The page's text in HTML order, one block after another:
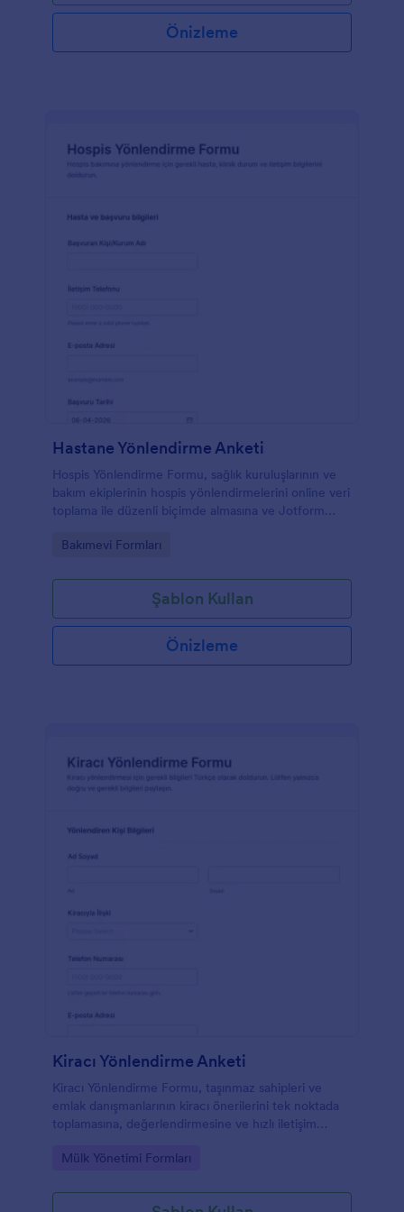
Önizleme
Hastane Yönlendirme Anketi
Hospis Yönlendirme Formu, sağlık kuruluşlarının ve
bakım ekiplerinin hospis yönlendirmelerini online veri
toplama ile düzenli biçimde almasına ve Jotform
yardımcı olur.
Go to Category:
Bakımevi Formları
Şablon Kullan
Önizleme
Kiracı Yönlendirme Anketi
Kiracı Yönlendirme Formu, taşınmaz sahipleri ve
emlak danışmanlarının kiracı önerilerini tek noktada
toplamasına, değerlendirmesine ve hızlı iletişim
Go to Category:
Mülk Yönetimi Formları